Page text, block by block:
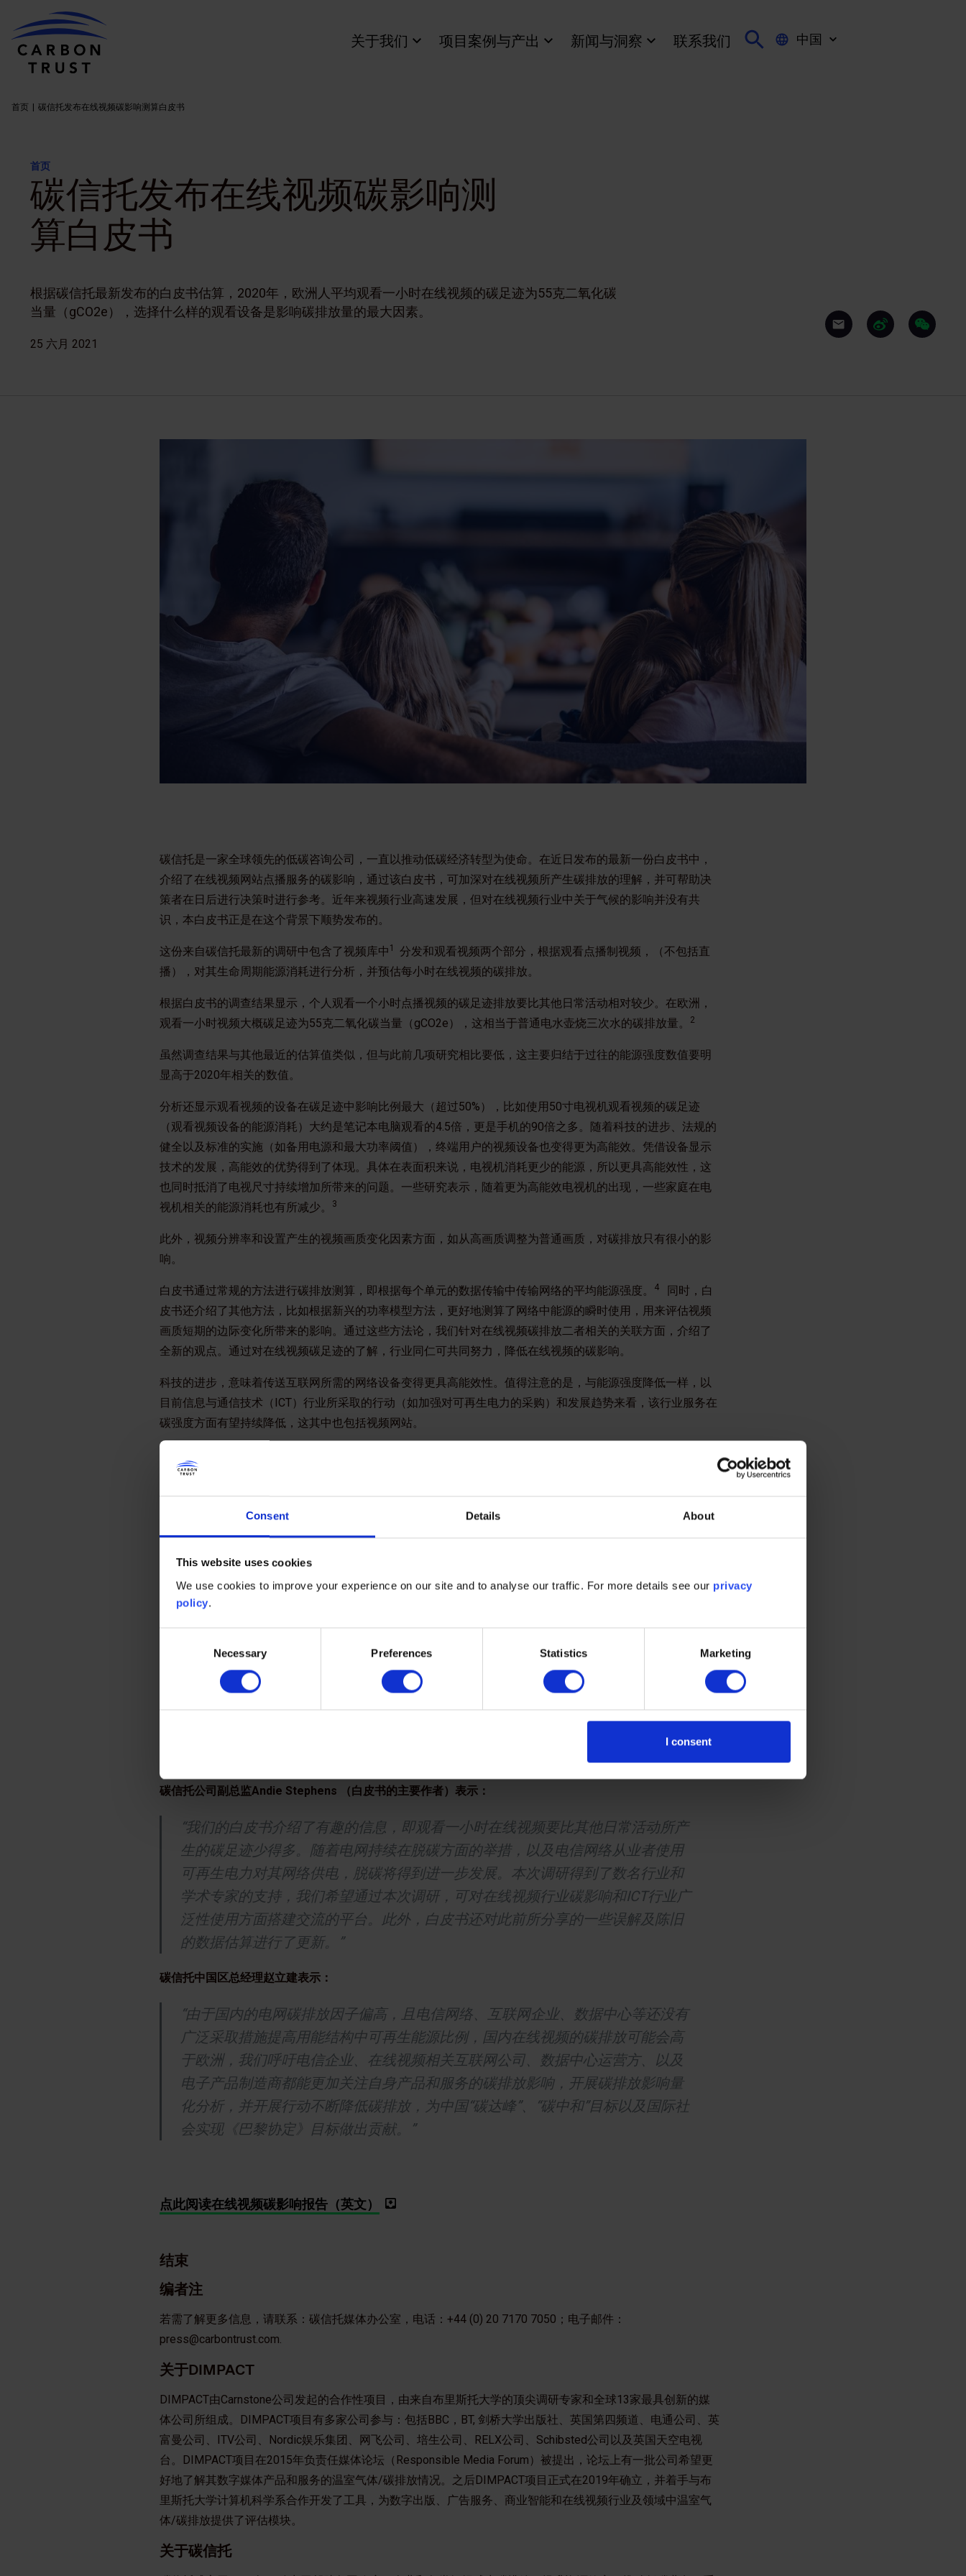
Consent Details About
This website uses cookies
We use cookies to improve your experience on our site and to analyse our traffic. For more details see our privacy
policy.
Necessary Preferences Statistics Marketing
I consent
关于我们 项目案例与产出 新闻与洞察 联系我们 中国
首页 碳信托发布在线视频碳影响测算白皮书
首页
碳信托发布在线视频碳影响测
算白皮书
根据碳信托最新发布的白皮书估算，2020年，欧洲人平均观看一小时在线视频的碳足迹为55克二氧化碳
当量（gCO2e），选择什么样的观看设备是影响碳排放量的最大因素。
25 六月 2021
碳信托是一家全球领先的低碳咨询公司，一直以推动低碳经济转型为使命。在近日发布的最新一份白皮书中，
介绍了在线视频网站点播服务的碳影响，通过该白皮书，可加深对在线视频所产生碳排放的理解，并可帮助决
策者在日后进行决策时进行参考。近年来视频行业高速发展，但对在线视频行业中关于气候的影响并没有共
识，本白皮书正是在这个背景下顺势发布的。
这份来自碳信托最新的调研中包含了视频库中 1
分发和观看视频两个部分，根据观看点播制视频，（不包括直
播），对其生命周期能源消耗进行分析，并预估每小时在线视频的碳排放。
根据白皮书的调查结果显示，个人观看一个小时点播视频的碳足迹排放要比其他日常活动相对较少。在欧洲，
观看一小时视频大概碳足迹为55克二氧化碳当量（gCO2e），这相当于普通电水壶烧三次水的碳排放量。
2
虽然调查结果与其他最近的估算值类似，但与此前几项研究相比要低，这主要归结于过往的能源强度数值要明
显高于2020年相关的数值。
分析还显示观看视频的设备在碳足迹中影响比例最大（超过50%），比如使用50寸电视机观看视频的碳足迹
（观看视频设备的能源消耗）大约是笔记本电脑观看的4.5倍，更是手机的90倍之多。随着科技的进步、法规的
健全以及标准的实施（如备用电源和最大功率阈值），终端用户的视频设备也变得更为高能效。凭借设备显示
技术的发展，高能效的优势得到了体现。具体在表面积来说，电视机消耗更少的能源，所以更具高能效性，这
也同时抵消了电视尺寸持续增加所带来的问题。一些研究表示，随着更为高能效电视机的出现，一些家庭在电
视机相关的能源消耗也有所减少。
3
此外，视频分辨率和设置产生的视频画质变化因素方面，如从高画质调整为普通画质，对碳排放只有很小的影
响。
白皮书通过常规的方法进行碳排放测算，即根据每个单元的数据传输中传输网络的平均能源强度。 4
同时，白
皮书还介绍了其他方法，比如根据新兴的功率模型方法，更好地测算了网络中能源的瞬时使用，用来评估视频
画质短期的边际变化所带来的影响。通过这些方法论，我们针对在线视频碳排放二者相关的关联方面，介绍了
全新的观点。通过对在线视频碳足迹的了解，行业同仁可共同努力，降低在线视频的碳影响。
科技的进步，意味着传送互联网所需的网络设备变得更具高能效性。值得注意的是，与能源强度降低一样，以
目前信息与通信技术（ICT）行业所采取的行动（如加强对可再生电力的采购）和发展趋势来看，该行业服务在
碳强度方面有望持续降低，这其中也包括视频网站。
述与理解已经十分有价值，可对未来在使用视频网站方面以及更加广泛使用ICT行业的决策者起到帮助。
Carnstone公司总监Glynn Roberts（代表DIMPACT项目）表示：
“对于碳信托发布的在线视频碳影响白皮书，DIMPACT项目组表示欢迎。
靠的方法论、测量工具，通过这些服务可帮助行业人士更加清晰地了解贯穿最终
用户较为 ‘下游’的碳影响。
为了可以准确解释价值链的排放，并了解如何对碳排放进行实际地减少，精准测
碳信托公司副总监Andie Stephens （白皮书的主要作者）表示：
“我们的白皮书介绍了有趣的信息，即观看一小时在线视频要比其他日常活动所产
生的碳足迹少得多。随着电网持续在脱碳方面的举措，以及电信网络从业者使用
可再生电力对其网络供电，脱碳将得到进一步发展。本次调研得到了数名行业和
学术专家的支持，我们希望通过本次调研，可对在线视频行业碳影响和ICT行业广
泛性使用方面搭建交流的平台。此外，白皮书还对此前所分享的一些误解及陈旧
的数据估算进行了更新。”
碳信托中国区总经理赵立建表示：
“由于国内的电网碳排放因子偏高，且电信网络、互联网企业、数据中心等还没有
广泛采取措施提高用能结构中可再生能源比例，国内在线视频的碳排放可能会高
于欧洲，我们呼吁电信企业、在线视频相关互联网公司、数据中心运营方、以及
电子产品制造商都能更加关注自身产品和服务的碳排放影响，开展碳排放影响量
化分析，并开展行动不断降低碳排放，为中国“碳达峰”、“碳中和”目标以及国际社
会实现《巴黎协定》目标做出贡献。”
点此阅读在线视频碳影响报告（英文）
结束
编者注
若需了解更多信息，请联系：碳信托媒体办公室，电话：+44 (0) 20 7170 7050；电子邮件：
press@carbontrust.com.
关于DIMPACT
DIMPACT由Carnstone公司发起的合作性项目，由来自布里斯托大学的顶尖调研专家和全球13家最具创新的媒
体公司所组成。DIMPACT项目有多家公司参与：包括BBC，BT, 剑桥大学出版社、英国第四频道、电通公司、英
富曼公司、ITV公司、Nordic娱乐集团、网飞公司、培生公司、RELX公司、Schibsted公司以及英国天空电视
台。DIMPACT项目在2015年负责任媒体论坛（Responsible Media Forum）被提出，论坛上有一批公司希望更
好地了解其数字媒体产品和服务的温室气体/碳排放情况。之后DIMPACT项目正式在2019年确立，并着手与布
里斯托大学计算机科学系合作开发了工具，为数字出版、广告服务、商业智能和在线视频行业及领域中温室气
体/碳排放提供了评估模块。
关于碳信托